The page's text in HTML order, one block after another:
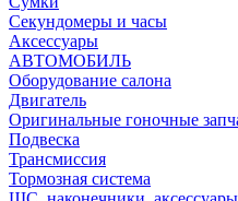
Секундомеры и часы
Аксессуары
АВТОМОБИЛЬ
Оборудование салона
Двигатель
Оригинальные гоночные
Подвеска
Трансмиссия
Тормозная система